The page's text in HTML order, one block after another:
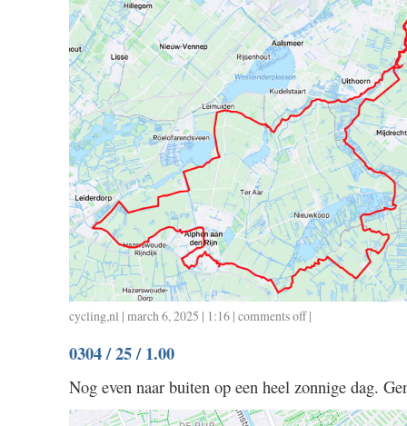
cycling,nl | march 6, 2025 | 1:16 | comments offon
/
|
0304 / 25 / 1.00
Nog even naar buiten op een heel zonnige dag.